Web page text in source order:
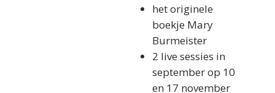
het originele
boekje Mary
Burmeister
2 live sessies in
september op 10
en 17 november